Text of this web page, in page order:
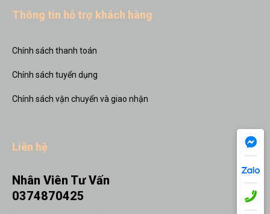
Thông tin hỗ trợ khách hàng
Chính sách thanh toán
Chính sách tuyển dụng
Chính sách vận chuyển và giao nhận
Liên hệ
Nhân Viên Tư Vấn
0374870425